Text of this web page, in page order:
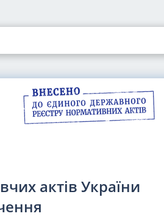
актів України